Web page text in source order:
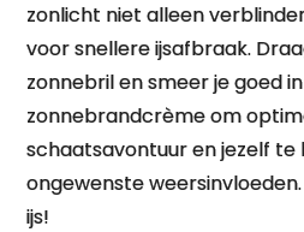
zonlicht niet alleen
voor snellere ijsafbraak.
zonnebril en smeer je goed
zonnebrandcrème om
schaatsavontuur en jezelf
ongewenste
ijs!